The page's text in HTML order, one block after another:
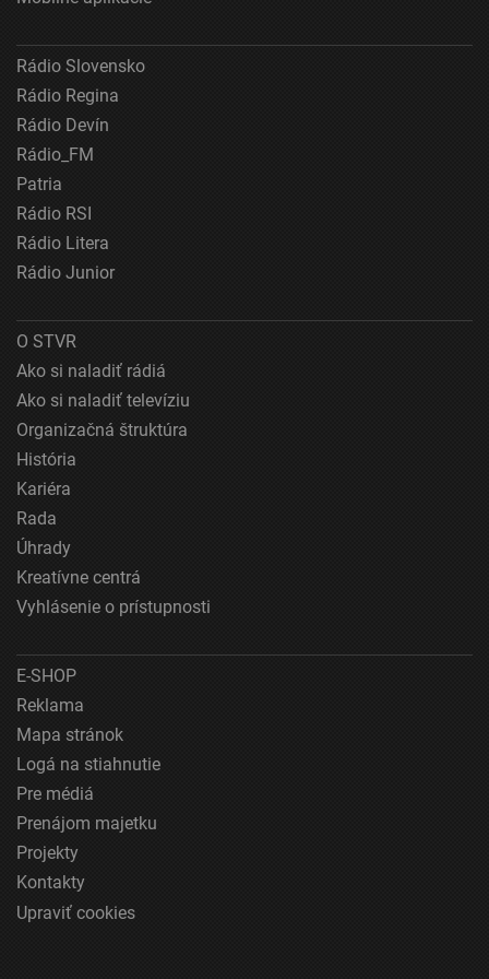
Pochopiť cieľové skupiny na základe štatistík
Vývoj a zlepšovanie služieb
Špeciálne funkcie IAB:
Používanie presných údajov o geografickej
vyžiadaných informácií
Nevyhnutné
Výkonostné
Funkčné
Reklama
Rádio Slovensko
Rádio Regina
Rádio Devín
Rádio_FM
Patria
Rádio RSI
Rádio Litera
Rádio Junior
O STVR
Ako si naladiť rádiá
Ako si naladiť televíziu
Organizačná štruktúra
História
Kariéra
Rada
Úhrady
Kreatívne centrá
Vyhlásenie o prístupnosti
E-SHOP
Reklama
Mapa stránok
Logá na stiahnutie
Pre médiá
Prenájom majetku
Projekty
Kontakty
Upraviť cookies